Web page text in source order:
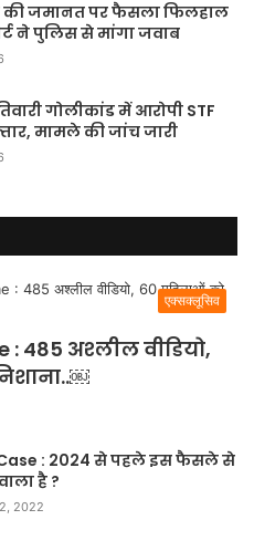
की जमानत पर फैसला फिलहाल
ने पुलिस से मांगा जवाब
गोलीकांड में आरोपी STF
मामले की जांच जारी
एक्सक्लूसिव
485 अश्लील वीडियो,
: 2024 से पहले इस फैसले से
है ?
2022